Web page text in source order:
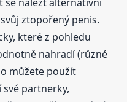
ztopořený penis.
které z pohledu
nahradí (různé
můžete použít
partnerky,